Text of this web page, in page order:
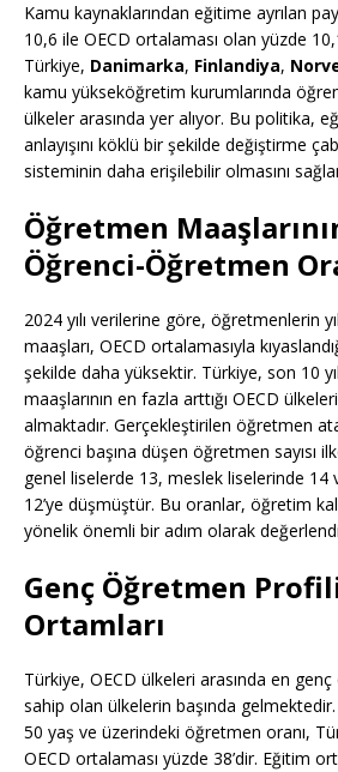
Kamu kaynaklarından eğitime ayrılan
10,6 ile OECD ortalaması olan yüzde
Türkiye, Danimarka, Finlandiya,
kamu yükseköğretim kurumlarında
ülkeler arasında yer alıyor. Bu politika,
anlayışını köklü bir şekilde değiştirme
sisteminin daha erişilebilir olmasını
Öğretmen
Öğrenci-Öğretmen
2024 yılı verilerine göre, öğretmenlerin
maaşları, OECD ortalamasıyla
şekilde daha yüksektir. Türkiye, son 10
maaşlarının en fazla arttığı OECD
almaktadır. Gerçekleştirilen öğretmen
öğrenci başına düşen öğretmen sayısı
genel liselerde 13, meslek liselerinde 14
12’ye düşmüştür. Bu oranlar, öğretim
yönelik önemli bir adım olarak
Genç Öğretmen
Ortamları
Türkiye, OECD ülkeleri arasında en
sahip olan ülkelerin başında
50 yaş ve üzerindeki öğretmen oranı,
OECD ortalaması yüzde 38’dir. Eğitim